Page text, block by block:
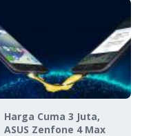
Harga Cuma 3 Juta,
ASUS Zenfone 4 Max